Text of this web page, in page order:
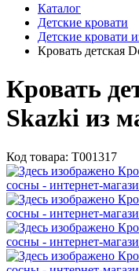
Каталог
Детские кровати
Детские кровати
Кровать детская
Кровать
Skazki из
Код товара: Т001317